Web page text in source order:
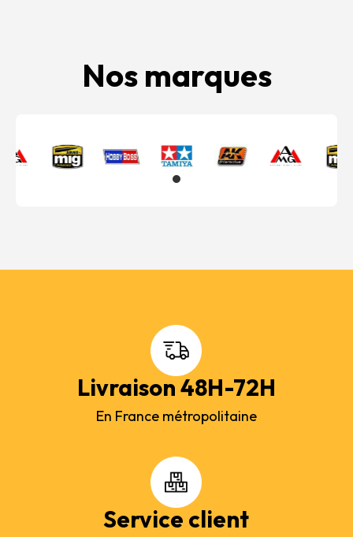
Nos marques
Livraison 48H-72H
En France métropolitaine
Service client